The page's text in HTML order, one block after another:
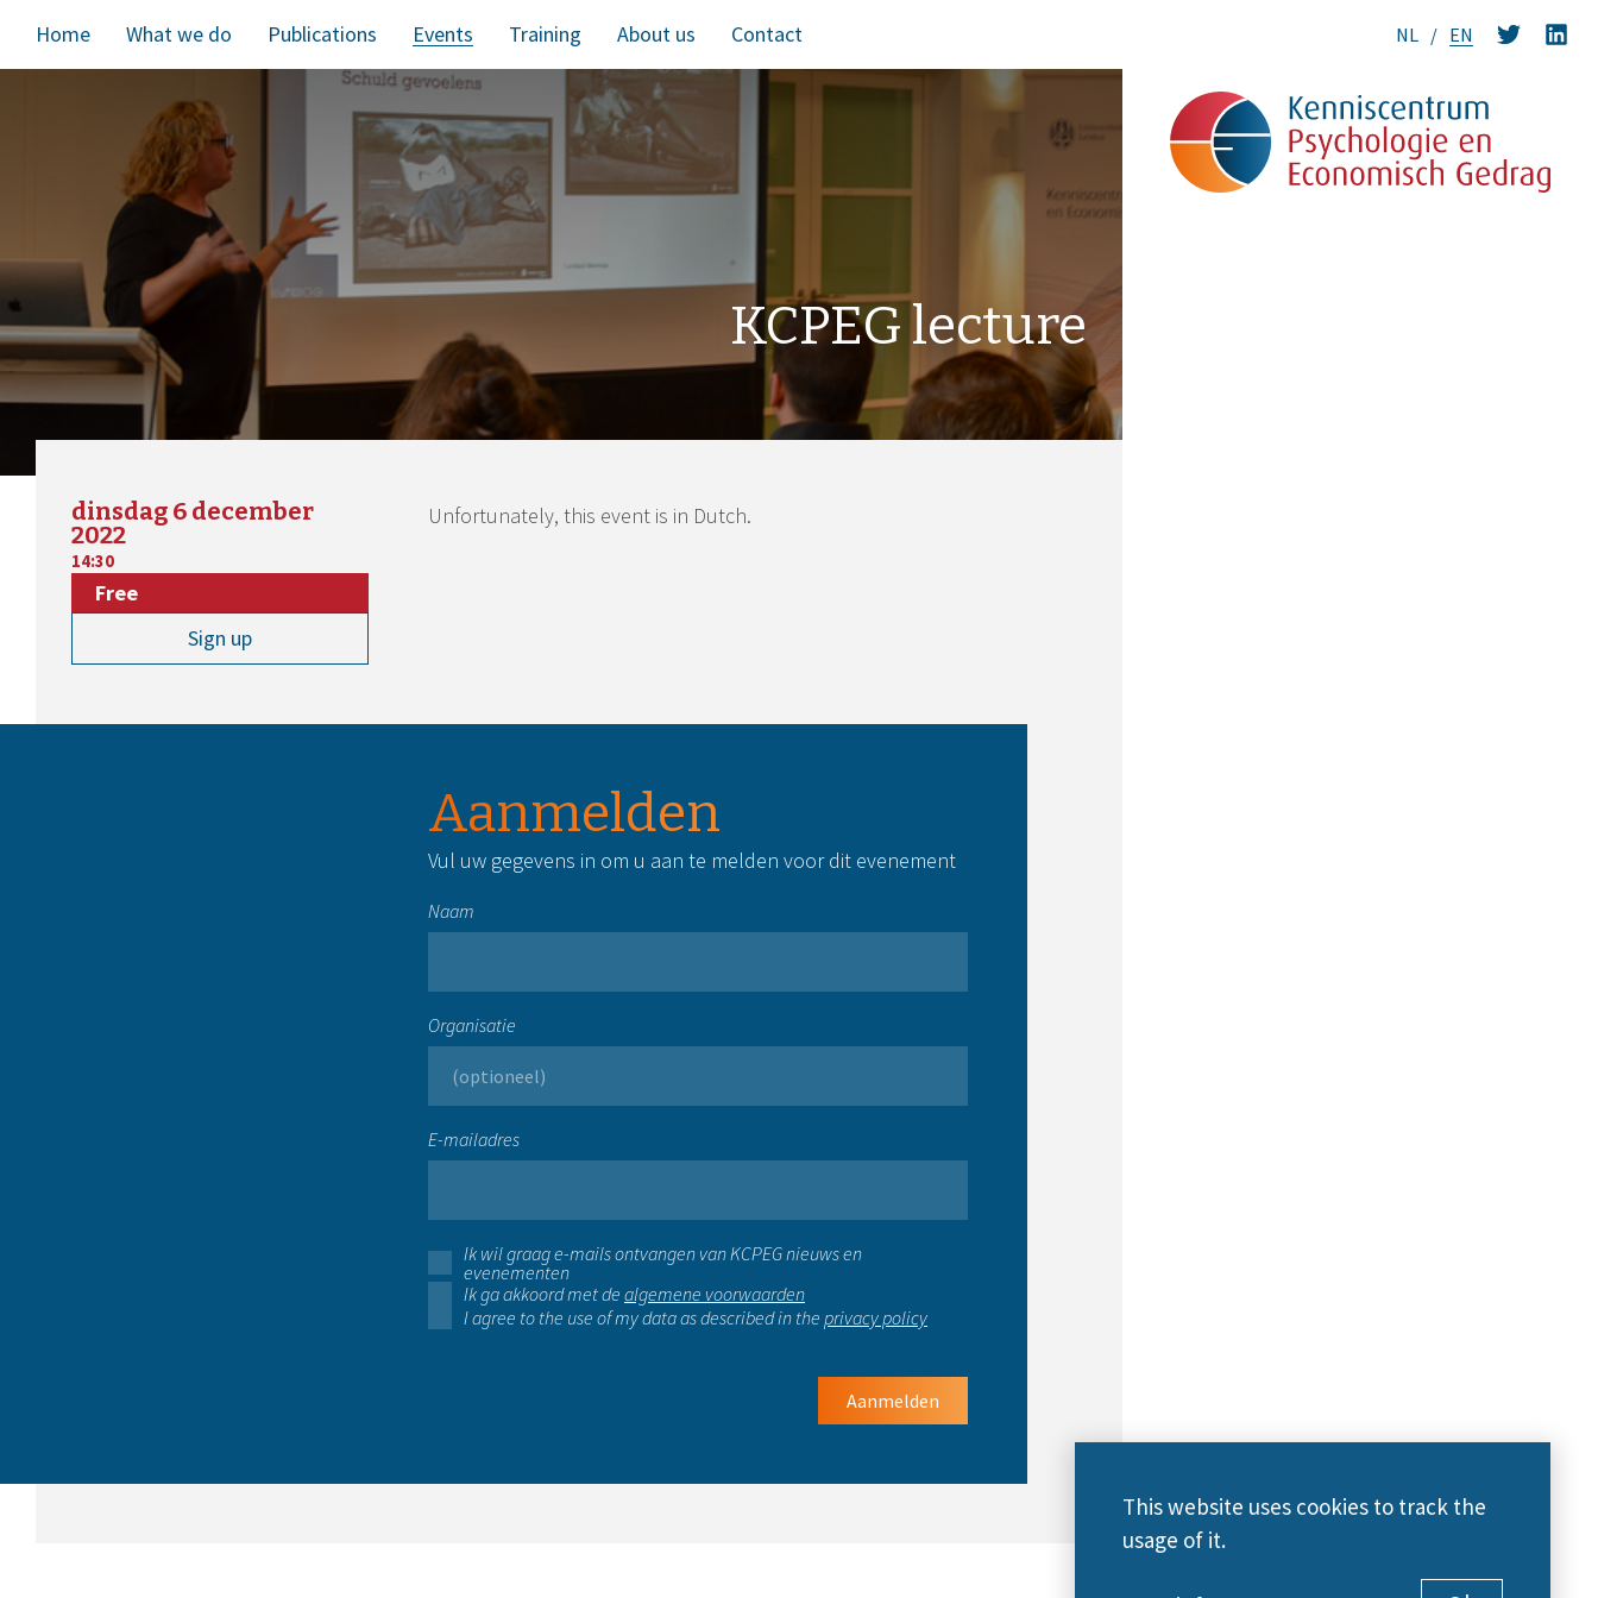
Home What we do Publications Events Training About us Contact NL EN
KCPEG lecture
dinsdag 6 december
2022
14:30
Free
Sign up
Unfortunately, this event is in Dutch.
Aanmelden
Vul uw gegevens in om u aan te melden voor dit evenement
Naam
Organisatie
E-mailadres
Ik wil graag e-mails ontvangen van KCPEG nieuws en
evenementen
Ik ga akkoord met de algemene voorwaarden
I agree to the use of my data as described in the privacy policy
Aanmelden
This website uses cookies to track the
usage of it.